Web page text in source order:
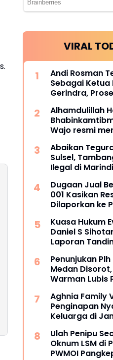
VIRAL
Andi Rosman
Sebagai Ketua
Gerindra,
Langsung
Ahmad.
Alhamdulillah
Wajo resmi
Lingkungan)
Abaikan
Sulsel,
Ilegal di
Hari Tiga Pelaku Terkesan
Kebah Hukum
Dugaan Jual
001 Kasikan
Dilaporkan ke
Metroterkini.id
Kasus Ini
Kuasa Hukum
Daniel S
Laporan
Penunjukan
Medan
Warman Lubis
Merit
Aghnia Family
Penginapan
Keluarga di
Bulukumba
Ulah Penipu
Oknum LSM di
PWMOI